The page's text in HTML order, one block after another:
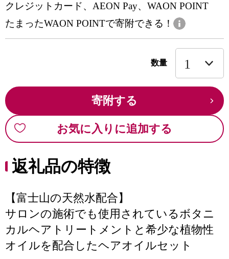
クレジットカード、AEON Pay、WAON POINT
たまったWAON POINTで寄附できる！
数量
寄附する
お気に入りに追加する
返礼品の特徴
【富士山の天然水配合】
サロンの施術でも使用されているボタニ
カルヘアトリートメントと希少な植物性
オイルを配合したヘアオイルセット